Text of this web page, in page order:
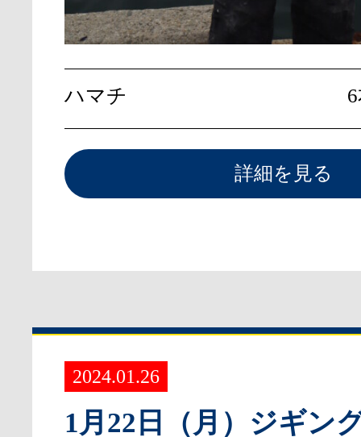
ハマチ
詳細を見る
2024.01.26
1月22日（月）ジギン